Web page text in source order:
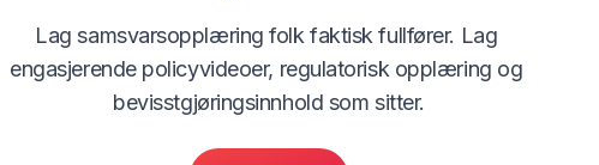
Lag samsvarsopplæring folk faktisk fullfører. Lag
engasjerende policyvideoer, regulatorisk opplæring og
bevisstgjøringsinnhold som sitter.